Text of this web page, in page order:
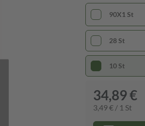
90X1 St
28 St
10 St
34,89 €
3,49 € / 1 St